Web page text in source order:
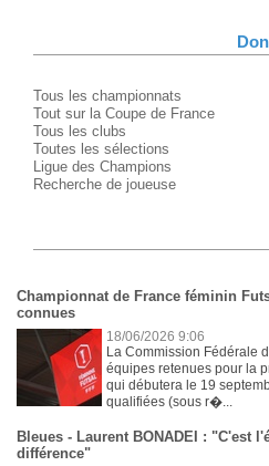
Tous les championnats
Tout sur la Coupe de France
Tous les clubs
Toutes les sélections
Ligue des Champions
Recherche de joueuse
Championnat de France féminin
connues
18/06/2026 9:06
La Commission Fédérale
équipes retenues pour la
qui débutera le 19
qualifiées (sous r�...
Bleues - Laurent BONADEI : "C'est
différence"